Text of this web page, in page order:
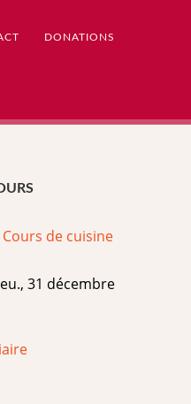
DONATIONS
Cours de cuisine
31 décembre